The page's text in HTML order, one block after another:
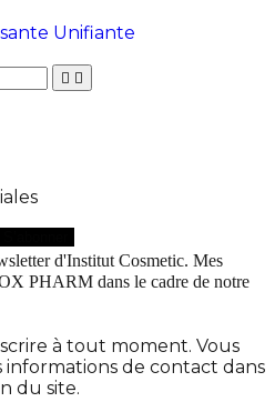
Unifiante
 
d'Institut Cosmetic. Mes
PHARM dans le cadre de notre
à tout moment. Vous
de contact dans
du site.